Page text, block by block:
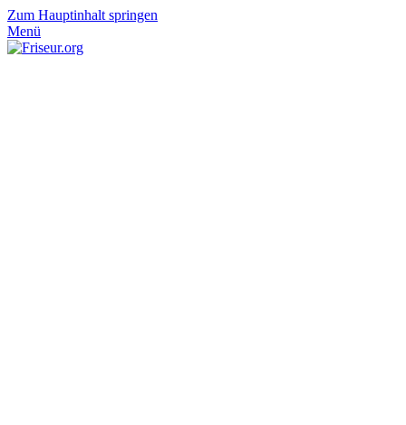
Zum Hauptinhalt springen
Menü